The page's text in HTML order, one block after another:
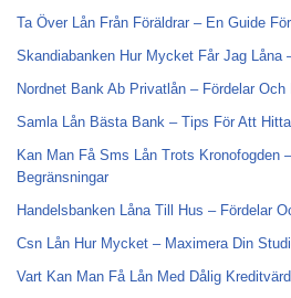
Ta Över Lån Från Föräldrar – En Guide
Skandiabanken Hur Mycket Får Jag Låna
Nordnet Bank Ab Privatlån – Fördelar Och
Samla Lån Bästa Bank – Tips För Att
Kan Man Få Sms Lån Trots Kronofogden
Begränsningar
Handelsbanken Låna Till Hus – Fördelar
Csn Lån Hur Mycket – Maximera Din
Vart Kan Man Få Lån Med Dålig